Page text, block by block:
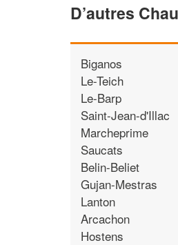
D’autres
Biganos
Le-Teich
Le-Barp
Saint-Jean-d'Illac
Marcheprime
Saucats
Belin-Beliet
Gujan-Mestras
Lanton
Arcachon
Hostens